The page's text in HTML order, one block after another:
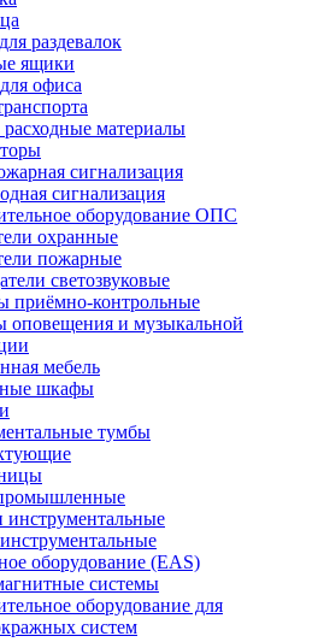
раздевалок
ящики
офиса
материалы
сигнализация
сигнализация
оборудование ОПС
охранные
пожарные
светозвуковые
приёмно-контрольные
оповещения и музыкальной
мебель
шкафы
тумбы
инструментальные
оборудование (EAS)
системы
оборудование для
систем